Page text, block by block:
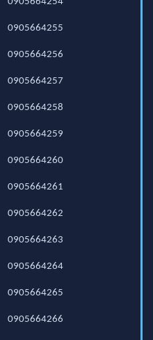
0905664255
0905664256
0905664257
0905664258
0905664259
0905664260
0905664261
0905664262
0905664263
0905664264
0905664265
0905664266